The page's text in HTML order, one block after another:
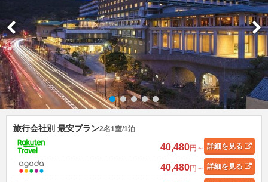
旅行会社別 最安プラン2名1室/1泊
40,480円～ 詳細を見る
40,480円～ 詳細を見る